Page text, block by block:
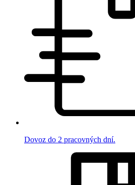
Dovoz do 2 pracovných dní.